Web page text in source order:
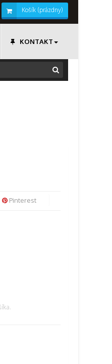
Košík (prázdny)
KONTAKT
Pinterest